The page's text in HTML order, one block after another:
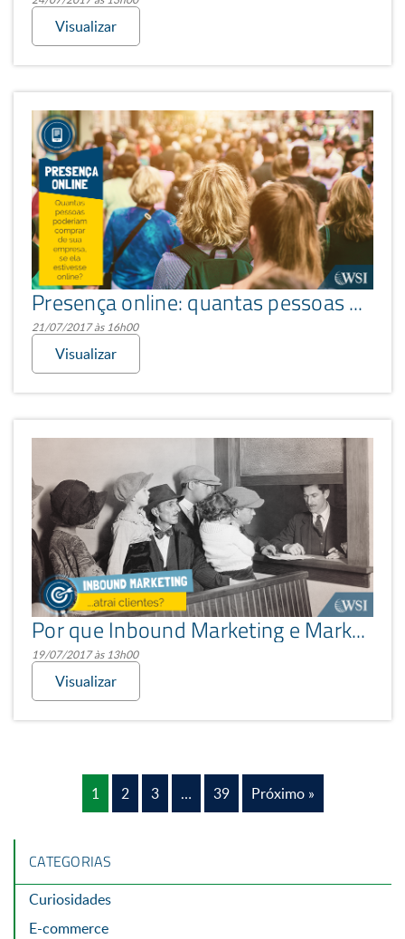
Visualizar
Presença online: quantas pessoas estão na internet?
21/07/2017 às 16h00
Visualizar
Por que Inbound Marketing e Marketing de Conteúdo trazem clientes?
19/07/2017 às 13h00
Visualizar
1 2 3 … 39 Próximo »
CATEGORIAS
Curiosidades
E-commerce